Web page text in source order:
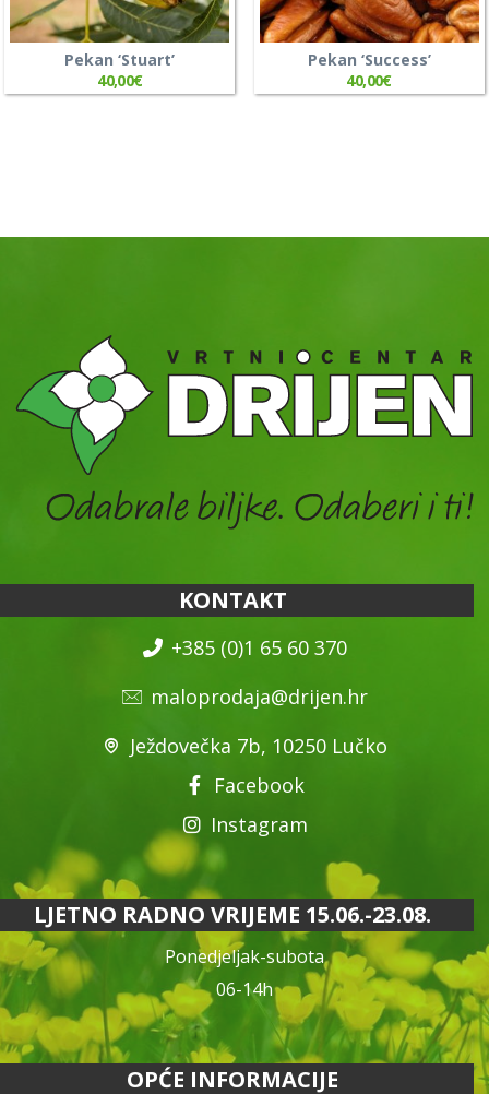
Pekan ‘Stuart’
40,00€
Pekan ‘Success’
40,00€
KONTAKT
+385 (0)1 65 60 370
maloprodaja@drijen.hr
Ježdovečka 7b, 10250 Lučko
Facebook
Instagram
LJETNO RADNO VRIJEME 15.06.-23.08.
Ponedjeljak-subota
06-14h
OPĆE INFORMACIJE